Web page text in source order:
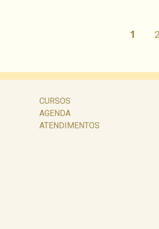
1 2
CURSOS
AGENDA
ATENDIMENTOS